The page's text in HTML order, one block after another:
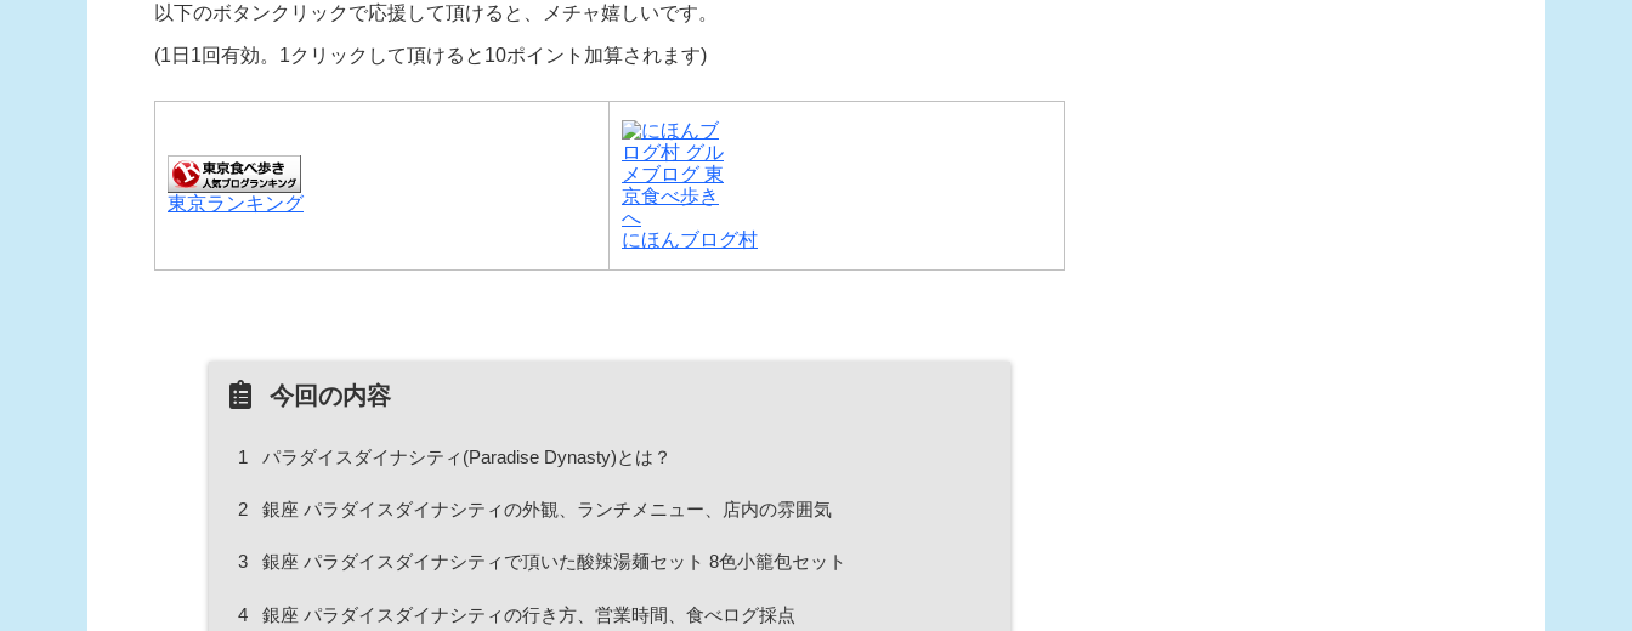
以下のボタンクリックで応援して頂けると、メチャ嬉しいです。
(1日1回有効。1クリックして頂けると10ポイント加算されます)
東京ランキング
にほんブログ村
今回の内容
1 パラダイスダイナシティ(Paradise Dynasty)とは？
2 銀座 パラダイスダイナシティの外観、ランチメニュー、店内の雰囲気
3 銀座 パラダイスダイナシティで頂いた酸辣湯麺セット 8色小籠包セット
4 銀座 パラダイスダイナシティの行き方、営業時間、食べログ採点